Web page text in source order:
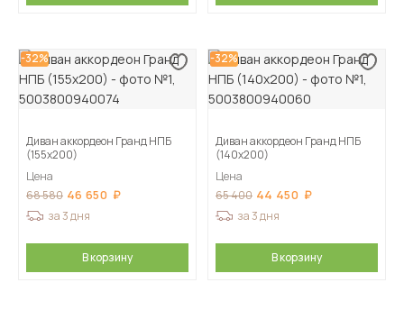
-32%
Диван аккордеон Гранд НПБ
(155х200)
Цена
68 580 46 650
за 3 дня
В корзину
-32%
Диван аккордеон Гранд НПБ
(140х200)
Цена
65 400 44 450
за 3 дня
В корзину